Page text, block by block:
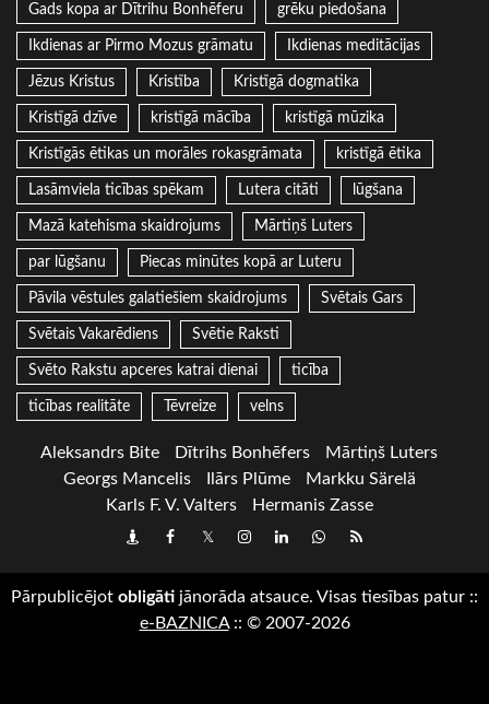
Gads kopa ar Dītrihu Bonhēferu grēku piedošana
Ikdienas ar Pirmo Mozus grāmatu Ikdienas meditācijas
Jēzus Kristus Kristība Kristīgā dogmatika
Kristīgā dzīve kristīgā mācība kristīgā mūzika
Kristīgās ētikas un morāles rokasgrāmata kristīgā ētika
Lasāmviela ticības spēkam Lutera citāti lūgšana
Mazā katehisma skaidrojums Mārtiņš Luters
par lūgšanu Piecas minūtes kopā ar Luteru
Pāvila vēstules galatiešiem skaidrojums Svētais Gars
Svētais Vakarēdiens Svētie Raksti
Svēto Rakstu apceres katrai dienai ticība
ticības realitāte Tēvreize velns
Aleksandrs Bite Dītrihs Bonhēfers
Mārtiņš Luters
Georgs Mancelis
Ilārs Plūme
Markku Särelä
Karls F. V. Valters
Hermanis Zasse
DraugiemFacebook
TwitterInstagram
LinkedInwhatsapp
RSS
Pārpublicējot obligāti jānorāda atsauce. Visas tiesības patur ::
e-BAZNICA:: © 2007-2026